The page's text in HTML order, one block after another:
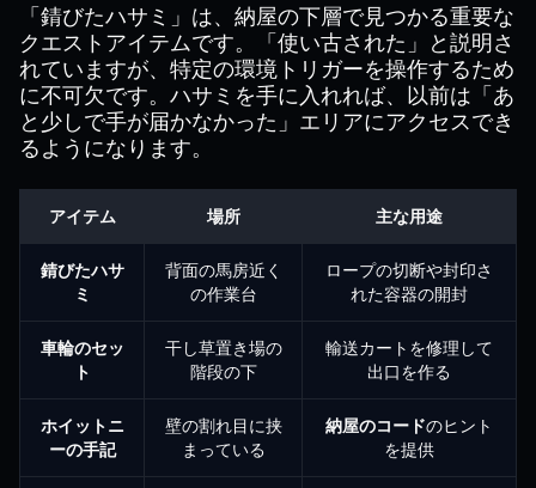
「錆びたハサミ」は、納屋の下層で見つかる重要な
クエストアイテムです。「使い古された」と説明さ
れていますが、特定の環境トリガーを操作するため
に不可欠です。ハサミを手に入れれば、以前は「あ
と少しで手が届かなかった」エリアにアクセスでき
るようになります。
アイテム 場所 主な用途
錆びたハサ
ミ
背面の馬房近く
の作業台
ロープの切断や封印さ
れた容器の開封
車輪のセッ
ト
干し草置き場の
階段の下
輸送カートを修理して
出口を作る
ホイットニ
ーの手記
壁の割れ目に挟
まっている
納屋のコードのヒント
を提供